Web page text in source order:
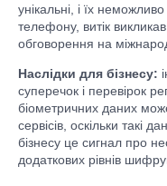
унікальні, і їх
телефону, витік
обговорення на
Наслідки для бізнесу:
суперечок і перевірок
біометричних даних
сервісів, оскільки такі
бізнесу це сигнал про
додаткових рівнів